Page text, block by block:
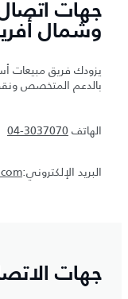
جهات
وشمال
يزودك فريق مبيعات
بالدعم المتخصص
الهاتف04-3037070
البريد الإلكتروني:
جهات